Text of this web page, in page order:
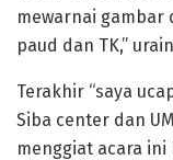
mewarnai
paud dan TK,”
Terakhir “saya
Siba center dan
menggiat acara